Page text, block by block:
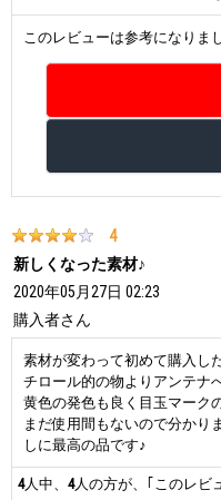
このレビューは参考になりま
4
新しくなった素材♪
2020年05月27日 02:23
購入者さん
素材が変わって初めて購入し
チロール的の物よりアンテナ
黄色の発色も良く目玉マーク
まだ使用間もないので分かり
しに最高の品です♪
4人中、 4人の方が、｢このレビ